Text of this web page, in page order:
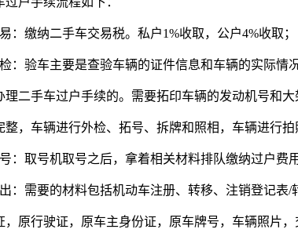
：缴纳二手车交易税。私户1%收取，公户4%收取；
：验车主要是查验车辆的证件信息和车辆的实际情
理二手车过户手续的。需要拓印车辆的发动机号和
整，车辆进行外检、拓号、拆牌和照相，车辆进行拍
：取号机取号之后，拿着相关材料排队缴纳过户费用
：需要的材料包括机动车注册、转移、注销登记表
，原行驶证，原车主身份证，原车牌号，车辆照片，